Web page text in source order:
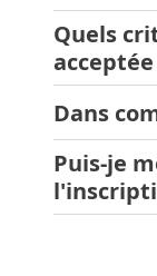
pour créer
différentes
Nous
Salle
Salle
Hall
Salle
Quels
Votre salle
Votre
Dans
Après
heures
Puis-je